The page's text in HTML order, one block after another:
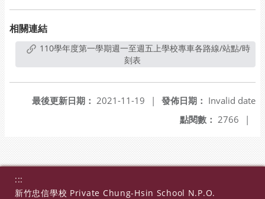
相關連結
刻表
發佈日期： Invalid date
最後更新日期： 2021-11-19
|
點閱數： 2766 |
:::
新竹忠信學校 Private Chung-Hsin School N.P.O.